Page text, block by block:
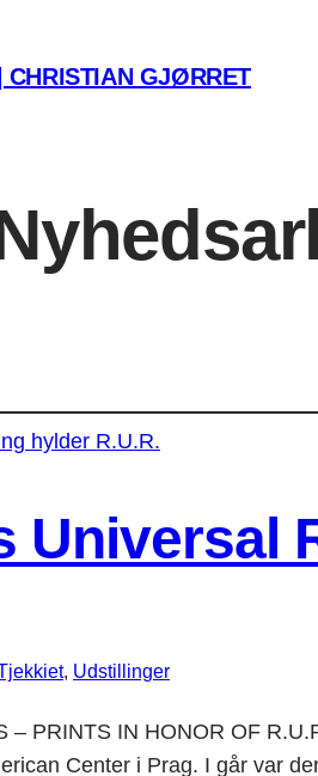
CHRISTIAN GJØRRET
Universal
, Udstillinger
PRINTS IN HONOR OF
Center i Prag. I går var